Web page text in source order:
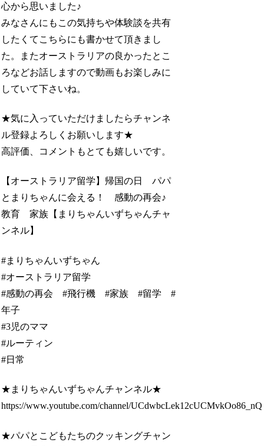
心から思いました♪
みなさんにもこの気持ちや体験談を共有
したくてこちらにも書かせて頂きまし
た。またオーストラリアの良かったとこ
ろなどお話しますので動画もお楽しみに
していて下さいね。
★気に入っていただけましたらチャンネ
ル登録よろしくお願いします★
高評価、コメントもとても嬉しいです。
【オーストラリア留学】帰国の日 パパ
とまりちゃんに会える！ 感動の再会♪
教育 家族【まりちゃんいずちゃんチャ
ンネル】
#まりちゃんいずちゃん
#オーストラリア留学
#感動の再会 #飛行機 #家族 #留学 #
年子
#3児のママ
#ルーティン
#日常
★まりちゃんいずちゃんチャンネル★
https://www.youtube.com/channel/UCdwbcLek12cUCMvkOo86_nQ
★パパとこどもたちのクッキングチャン